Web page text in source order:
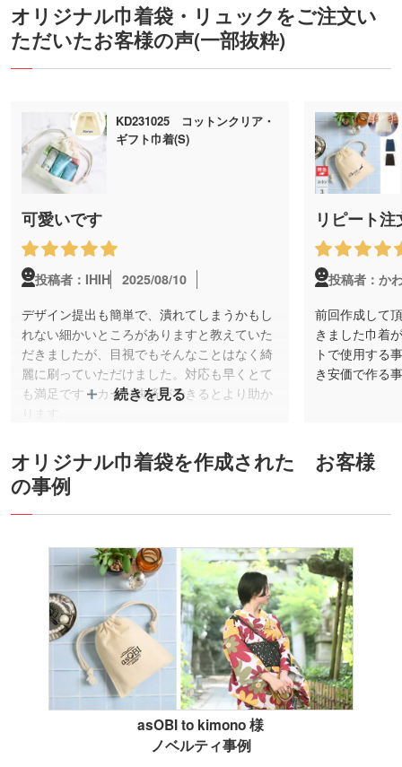
オリジナル巾着袋・リュックをご注文い
ただいたお客様の声(一部抜粋)
KD231025 コットンクリア・
ギフト巾着(S)
可愛いです
投稿者：IHIH
2025/08/10
デザイン提出も簡単で、潰れてしまうかもし
れない細かいところがありますと教えていた
だきましたが、目視でもそんなことはなく綺
麗に刷っていただけました。対応も早くとて
も満足です！カード決済ができるとより助か
ります。
続きを見る
リピート
投稿者：か
前回作成して
きました巾着
トで使用する
き安価で作る
オリジナル巾着袋を作成された お客様
の事例
asOBI to kimono 様
ノベルティ事例